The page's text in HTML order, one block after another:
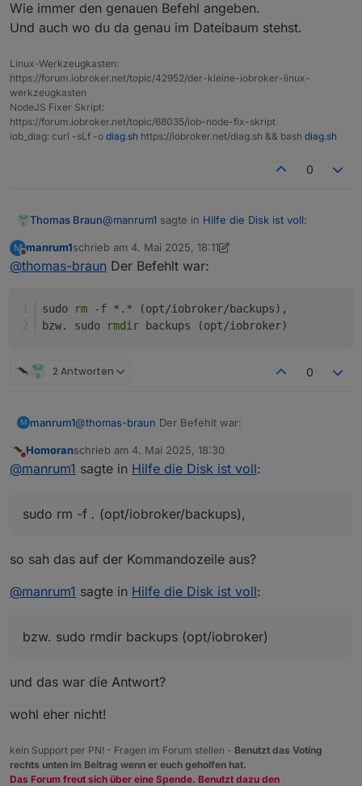
Wie immer den genauen Befehl angeben.
Und auch wo du da genau im Dateibaum stehst.
Linux-Werkzeugkasten:
https://forum.iobroker.net/topic/42952/der-kleine-iobroker-linux-
werkzeugkasten
NodeJS Fixer Skript:
https://forum.iobroker.net/topic/68035/iob-node-fix-skript
iob_diag: curl -sLf -o diag.sh https://iobroker.net/diag.sh && bash diag.sh
0
Thomas Braun@manrum1 sagte in Hilfe die Disk ist voll:
sudo rm 'datei' Entfernen ist nicht möglich
falsch?
Und auch wo du da genau im Dateibaum stehst.
M
Offline
manrum1schrieb am 4. Mai 2025, 18:11
zuletzt editiert von manrum1 5. Apr. 2025, 20:13
@thomas-braun Der Befehlt war:
sudo rm -f *.* (opt/iobroker/backups),
bzw. sudo
rmdir backups (opt/iobroker)
2 Antworten 0
M manrum1@thomas-braun Der Befehlt war:
sudo rm -f *.* (opt/iobroker/backups),
Nicht stören
Homoranschrieb am 4. Mai 2025, 18:30
zuletzt editiert von
@manrum1 sagte in Hilfe die Disk ist voll:
sudo rm -f . (opt/iobroker/backups),
so sah das auf der Kommandozeile aus?
@manrum1 sagte in Hilfe die Disk ist voll:
bzw. sudo rmdir backups (opt/iobroker)
und das war die Antwort?
wohl eher nicht!
kein Support per PN! - Fragen im Forum stellen - Benutzt das Voting
rechts unten im Beitrag wenn er euch geholfen hat.
Das Forum freut sich über eine Spende. Benutzt dazu den